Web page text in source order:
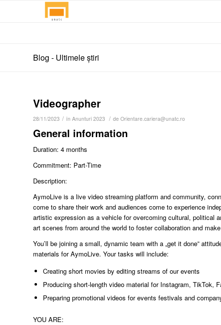
Blog - Ultimele știri
Videographer
28/11/2023 / în Anunturi 2023 / de Orientare.cariera@unatc.ro
General information
Duration: 4 months
Commitment: Part-Time
Description:
AymoLive is a live video streaming platform and community,
come to share their work and audiences come to experience
artistic expression as a vehicle for overcoming cultural, political
art scenes from around the world to foster collaboration and
You’ll be joining a small, dynamic team with a „get it done”
materials for AymoLive. Your tasks will include:
Creating short movies by editing streams of our events
Producing short-length video material for Instagram, TikTok,
Preparing promotional videos for events festivals and
YOU ARE: